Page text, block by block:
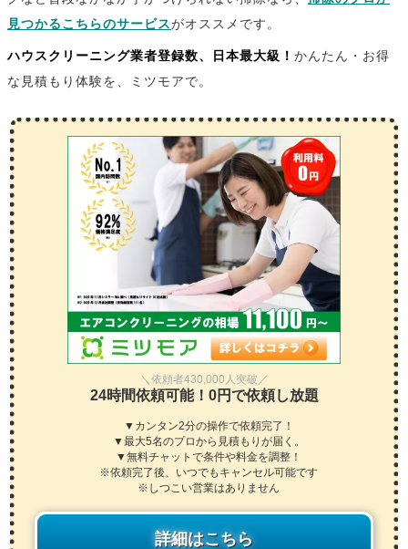
見つかるこちらのサービスがオススメです。
ハウスクリーニング業者登録数、日本最大級！ かんたん・お得
な見積もり体験を、ミツモアで。
＼依頼者430,000人突破／
24時間依頼可能！0円で依頼し放題
▼カンタン2分の操作で依頼完了！
▼最大5名のプロから見積もりが届く。
▼無料チャットで条件や料金を調整！
※依頼完了後、いつでもキャンセル可能です
※しつこい営業はありません
詳細はこちら